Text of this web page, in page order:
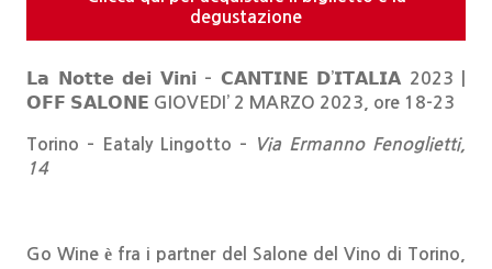
degustazione
𝗟𝗮 𝗡𝗼𝘁𝘁𝗲 𝗱𝗲𝗶 𝗩𝗶𝗻𝗶 – 𝗖𝗔𝗡𝗧𝗜𝗡𝗘 𝗗’𝗜𝗧𝗔𝗟𝗜𝗔 2023 |
𝗢𝗙𝗙 𝗦𝗔𝗟𝗢𝗡𝗘 GIOVEDI’ 2 MARZO 2023, ore 18-23
Torino – Eataly Lingotto –
Via Ermanno Fenoglietti,
14
Go Wine è fra i partner del Salone del Vino di Torino,